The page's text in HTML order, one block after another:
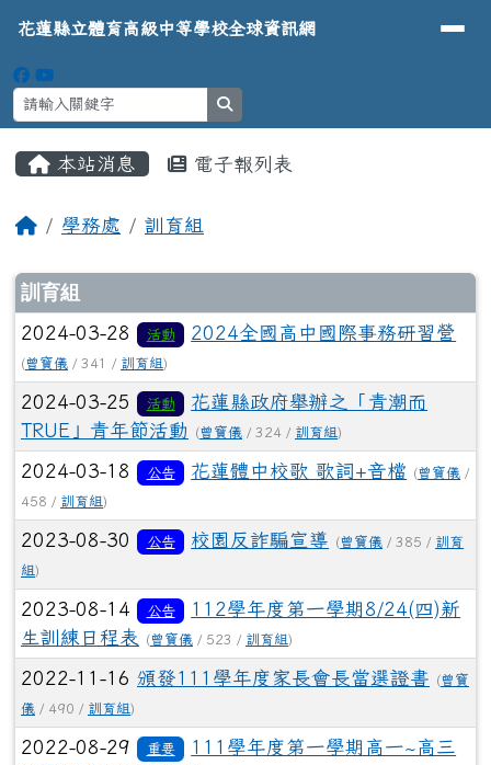
花蓮縣立體育高級中等學校全球資
導覽列
花蓮縣立體育高級中等學校全球資訊網
本站消息 電子報列表
回首頁
學務處 訓育組
文章列表
訓育組
2024-03-28 活動 2024全國高中國際事務研習營
(曾寶儀 / 341 / 訓育組)
2024-03-25 活動
花蓮縣政府舉辦之「青潮而
TRUE」青年節活動
(曾寶儀 / 324 / 訓育組)
2024-03-18 公告 花蓮體中校歌 歌詞+音檔 (曾寶儀 /
458 / 訓育組)
2023-08-30 公告 校園反詐騙宣導 (曾寶儀 / 385 / 訓育
組)
2023-08-14 公告
112學年度第一學期8/24(四)新
生訓練日程表
(曾寶儀 / 523 / 訓育組)
2022-11-16 頒發111學年度家長會長當選證書 (曾寶
儀 / 490 / 訓育組)
2022-08-29 重要
111學年度第一學期高一~高三